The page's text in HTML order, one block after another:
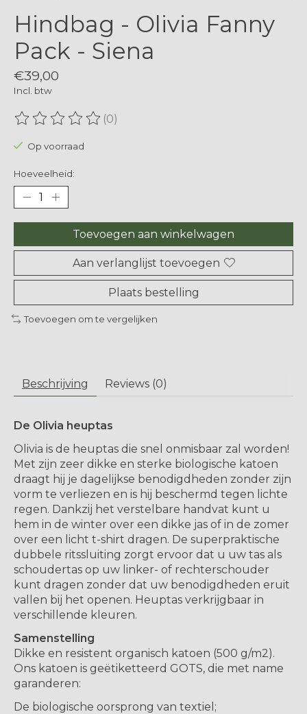
Hindbag - Olivia Fanny
Pack - Siena
€39,00
Incl. btw
De beoordeling van dit product is
(0)
Op voorraad
Hoeveelheid:
Toevoegen aan winkelwagen
Aan verlanglijst toevoegen
Plaats bestelling
Toevoegen om te vergelijken
Beschrijving Reviews (0)
De Olivia heuptas
Olivia is de heuptas die snel onmisbaar zal worden!
Met zijn zeer dikke en sterke biologische katoen
draagt ​​hij je dagelijkse benodigdheden zonder zijn
vorm te verliezen en is hij beschermd tegen lichte
regen. Dankzij het verstelbare handvat kunt u
hem in de winter over een dikke jas of in de zomer
over een licht t-shirt dragen. De superpraktische
dubbele ritssluiting zorgt ervoor dat u uw tas als
schoudertas op uw linker- of rechterschouder
kunt dragen zonder dat uw benodigdheden eruit
vallen bij het openen. Heuptas verkrijgbaar in
verschillende kleuren.
Samenstelling
Dikke en resistent organisch katoen (500 g/m2).
Ons katoen is geëtiketteerd GOTS, die met name
garanderen:
De biologische oorsprong van textiel;